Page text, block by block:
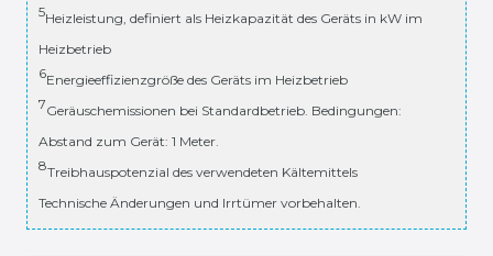
5Heizleistung, definiert als Heizkapazität des Geräts in kW im
Heizbetrieb
6Energieeffizienzgröße des Geräts im Heizbetrieb
7Geräuschemissionen bei Standardbetrieb. Bedingungen:
Abstand zum Gerät: 1 Meter.
8Treibhauspotenzial des verwendeten Kältemittels
Technische Änderungen und Irrtümer vorbehalten.